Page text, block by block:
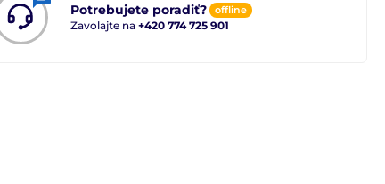
Potrebujete poradiť? offline
Zavolajte na +420 774 725 901